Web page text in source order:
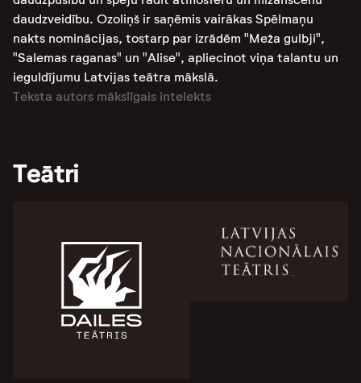
daudzveidību. Ozoliņš ir saņēmis vairākas Spēlmaņu
nakts nominācijas, tostarp par izrādēm "Meža gulbji",
"Salemas raganas" un "Alise", apliecinot viņa talantu un
ieguldījumu Latvijas teātra mākslā​​​​​​.
Teksta autors mākslīgais intelekts
Teātri